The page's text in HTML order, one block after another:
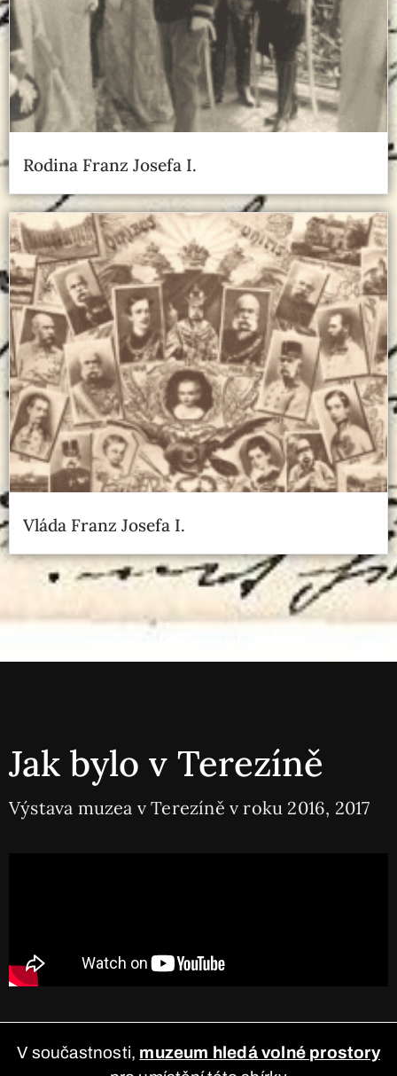
Rodina Franz Josefa I.
Vláda Franz Josefa I.
Jak bylo v Terezíně
Výstava muzea v Terezíně v roku 2016, 2017
V součastnosti, muzeum hledá volné prostory